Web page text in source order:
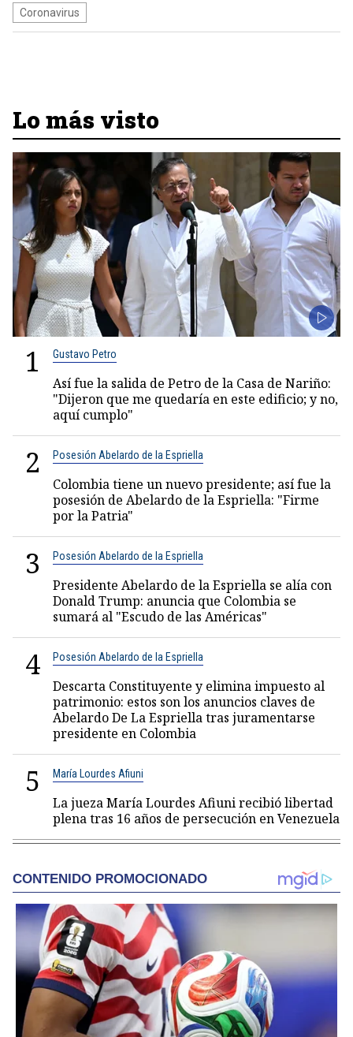
Coronavirus
Lo más visto
1 Gustavo Petro
Así fue la salida de Petro de la Casa de Nariño:
"Dijeron que me quedaría en este edificio; y no,
aquí cumplo"
2 Posesión Abelardo de la Espriella
Colombia tiene un nuevo presidente; así fue la
posesión de Abelardo de la Espriella: "Firme
por la Patria"
3 Posesión Abelardo de la Espriella
Presidente Abelardo de la Espriella se alía con
Donald Trump: anuncia que Colombia se
sumará al "Escudo de las Américas"
4 Posesión Abelardo de la Espriella
Descarta Constituyente y elimina impuesto al
patrimonio: estos son los anuncios claves de
Abelardo De La Espriella tras juramentarse
presidente en Colombia
5 María Lourdes Afiuni
La jueza María Lourdes Afiuni recibió libertad
plena tras 16 años de persecución en Venezuela